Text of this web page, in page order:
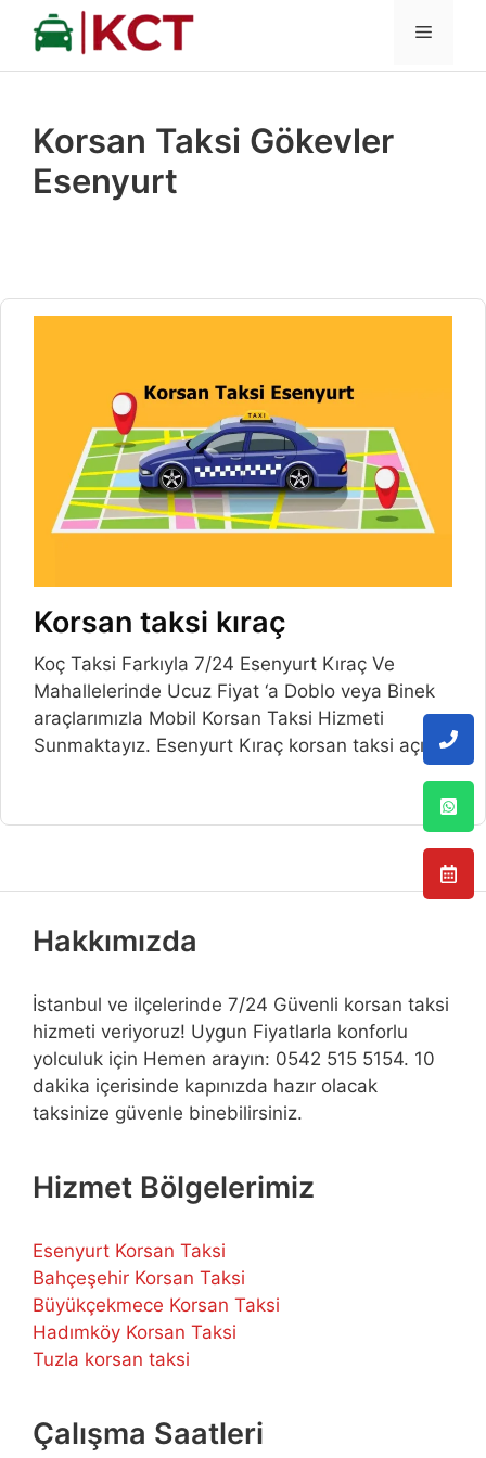
İçeriğe
MENÜ
Korsan Taksi Gökevler
Esenyurt
Korsan taksi kıraç
Koç Taksi Farkıyla 7/24 Esenyurt Kıraç Ve
Mahallelerinde Ucuz Fiyat ‘a Doblo veya Binek
araçlarımızla Mobil Korsan Taksi Hizmeti
Sunmaktayız. Esenyurt Kıraç korsan taksi açılış
Hakkımızda
İstanbul ve ilçelerinde 7/24 Güvenli korsan taksi
hizmeti veriyoruz! Uygun Fiyatlarla konforlu
yolculuk için Hemen arayın: 0542 515 5154. 10
dakika içerisinde kapınızda hazır olacak
taksinize güvenle binebilirsiniz.
Hizmet Bölgelerimiz
Esenyurt Korsan Taksi
Bahçeşehir Korsan Taksi
Büyükçekmece Korsan Taksi
Hadımköy Korsan Taksi
Tuzla korsan taksi
Çalışma Saatleri